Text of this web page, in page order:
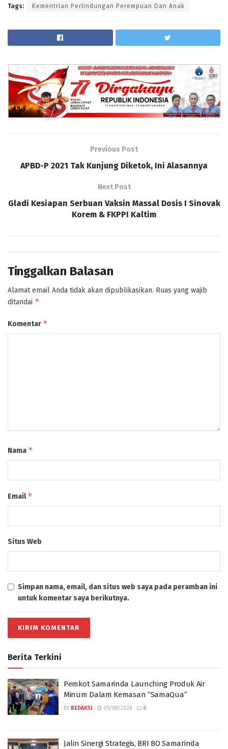
Tags: Kementrian Perlindungan Perempuan Dan Anak
Previous Post
APBD-P 2021 Tak Kunjung Diketok, Ini Alasannya
Next Post
Gladi Kesiapan Serbuan Vaksin Massal Dosis I Sinovak
Korem & FKPPI Kaltim
Tinggalkan Balasan
Alamat email Anda tidak akan dipublikasikan. Ruas yang wajib
ditandai *
Komentar *
Nama *
Email*
Situs Web
Simpan nama, email, dan situs web saya pada peramban ini
untuk komentar saya berikutnya.
Berita Terkini
Pemkot Samarinda Launching Produk Air
Minum Dalam Kemasan “SamaQua”
BY REDAKSI 05/08/2026 0
Jalin Sinergi Strategis, BRI BO Samarinda